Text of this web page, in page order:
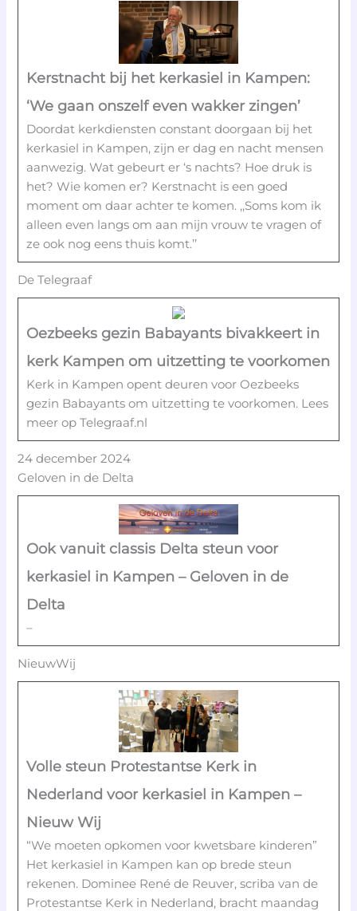
Kerstnacht bij het kerkasiel in Kampen:
‘We gaan onszelf even wakker zingen’
Doordat kerkdiensten constant doorgaan bij het
kerkasiel in Kampen, zijn er dag en nacht mensen
aanwezig. Wat gebeurt er ‘s nachts? Hoe druk is
het? Wie komen er? Kerstnacht is een goed
moment om daar achter te komen. ,,Soms kom ik
alleen even langs om aan mijn vrouw te vragen of
ze ook nog eens thuis komt.’’
De Telegraaf
Oezbeeks gezin Babayants bivakkeert in
kerk Kampen om uitzetting te voorkomen
Kerk in Kampen opent deuren voor Oezbeeks
gezin Babayants om uitzetting te voorkomen. Lees
meer op Telegraaf.nl
24 december 2024
Geloven in de Delta
Ook vanuit classis Delta steun voor
kerkasiel in Kampen – Geloven in de
Delta
–
NieuwWij
Volle steun Protestantse Kerk in
Nederland voor kerkasiel in Kampen –
Nieuw Wij
“We moeten opkomen voor kwetsbare kinderen”
Het kerkasiel in Kampen kan op brede steun
rekenen. Dominee René de Reuver, scriba van de
Protestantse Kerk in Nederland, bracht maandag